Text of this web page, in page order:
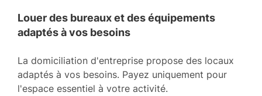
Louer des bureaux et des équipements
adaptés à vos besoins
La domiciliation d'entreprise propose des locaux
adaptés à vos besoins. Payez uniquement pour
l'espace essentiel à votre activité.